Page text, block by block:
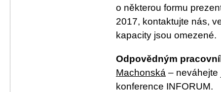
o některou formu
2017, kontaktujte nás,
kapacity jsou omezené.
Odpovědným
Machonská – neváhejte
konference INFORUM.